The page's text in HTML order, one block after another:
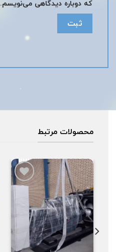
که دوباره دیدگاهی می‌نویسم.
محصولات مرتبط
افزودن
علاقه
مندی